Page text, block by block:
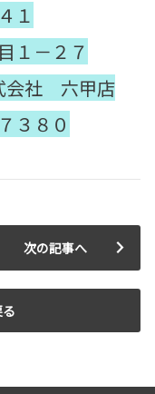
１
１－２７
会社 六甲店
３８０
次の記事へ